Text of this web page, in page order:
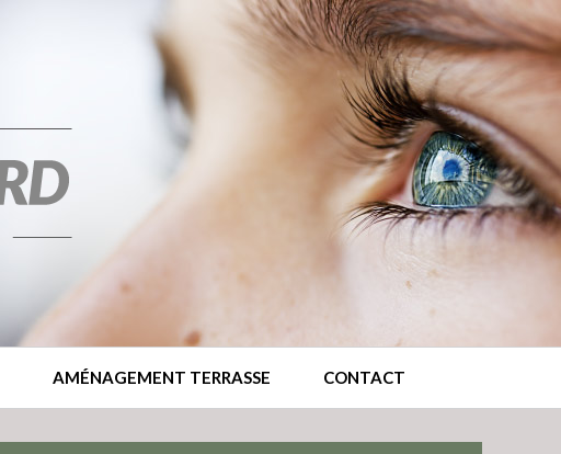
AMÉNAGEMENT TERRASSE CONTACT